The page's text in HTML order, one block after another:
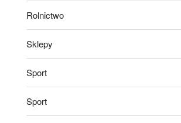
Rolnictwo
Sklepy
Sport
Sport